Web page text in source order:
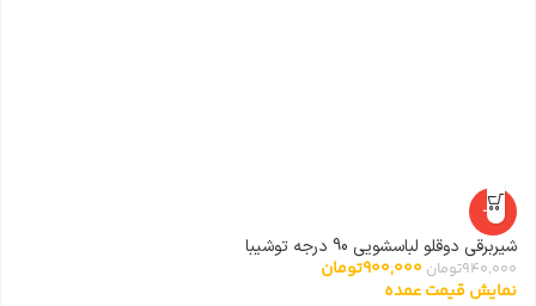
-4%
شیربرقی دوقلو لباسشویی 90 درجه توشیبا
940,000تومان 900,000تومان
نمایش قیمت عمده